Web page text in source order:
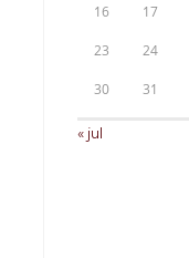
16 17
23 24
30 31
« jul